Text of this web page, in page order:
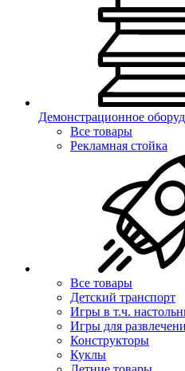
Демонстрационное
Все товары
Рекламная стойка
Все товары
Детский транспорт
Игры в т.ч.
Игры для
Конструкторы
Куклы